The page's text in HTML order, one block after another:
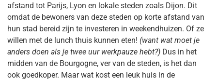
afstand tot Parijs, Lyon en lokale steden zoals Dijon. Dit
omdat de bewoners van deze steden op korte afstand van
hun stad bereid zijn te investeren in weekendhuizen. Of ze
willen met de lunch thuis kunnen eten! (want wat moet je
anders doen als je twee uur werkpauze hebt?) Dus in het
midden van de Bourgogne, ver van de steden, is het dan
ook goedkoper. Maar wat kost een leuk huis in de